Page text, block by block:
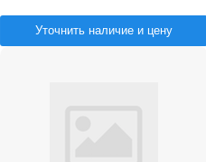
Уточнить наличие и цену